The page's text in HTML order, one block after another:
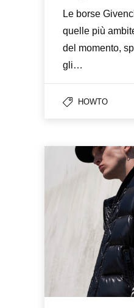
Le borse
quelle più
del momento,
gli…
HOWTO